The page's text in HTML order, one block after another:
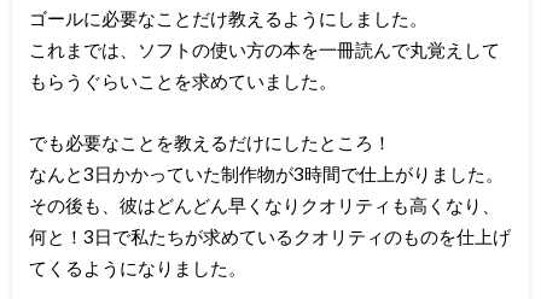
ゴールに必要なことだけ教えるようにしました。
これまでは、ソフトの使い方の本を一冊読んで丸覚えして
もらうぐらいことを求めていました。
でも必要なことを教えるだけにしたところ！
なんと3日かかっていた制作物が3時間で仕上がりました。
その後も、彼はどんどん早くなりクオリティも高くなり、
何と！3日で私たちが求めているクオリティのものを仕上げ
てくるようになりました。